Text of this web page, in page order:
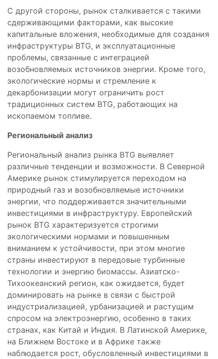
С другой стороны, рынок сталкивается с такими
сдерживающими факторами, как высокие
капитальные вложения, необходимые для создания
инфраструктуры BTG, и эксплуатационные
проблемы, связанные с интеграцией
возобновляемых источников энергии. Кроме того,
экологические нормы и стремление к
декарбонизации могут ограничить рост
традиционных систем BTG, работающих на
ископаемом топливе.
Региональный анализ
Региональный анализ рынка BTG выявляет
различные тенденции и возможности. В Северной
Америке рынок стимулируется переходом на
природный газ и возобновляемые источники
энергии, что поддерживается значительными
инвестициями в инфраструктуру. Европейский
рынок BTG характеризуется строгими
экологическими нормами и повышенным
вниманием к устойчивости, при этом многие
страны инвестируют в передовые турбинные
технологии и энергию биомассы. Азиатско-
Тихоокеанский регион, как ожидается, будет
доминировать на рынке в связи с быстрой
индустриализацией, урбанизацией и растущим
спросом на электроэнергию, особенно в таких
странах, как Китай и Индия. В Латинской Америке,
на Ближнем Востоке и в Африке также
наблюдается рост, обусловленный инвестициями в